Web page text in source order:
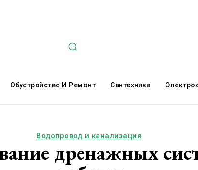
Обустройство И Ремонт Сантехника
Водопровод и канализация
дренажных